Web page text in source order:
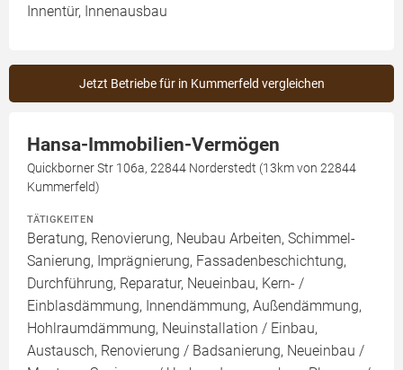
Innentür, Innenausbau
Jetzt Betriebe für in Kummerfeld vergleichen
Hansa-Immobilien-Vermögen
Quickborner Str 106a, 22844 Norderstedt (13km von 22844
Kummerfeld)
TÄTIGKEITEN
Beratung, Renovierung, Neubau Arbeiten, Schimmel-
Sanierung, Imprägnierung, Fassadenbeschichtung,
Durchführung, Reparatur, Neueinbau, Kern- /
Einblasdämmung, Innendämmung, Außendämmung,
Hohlraumdämmung, Neuinstallation / Einbau,
Austausch, Renovierung / Badsanierung, Neueinbau /